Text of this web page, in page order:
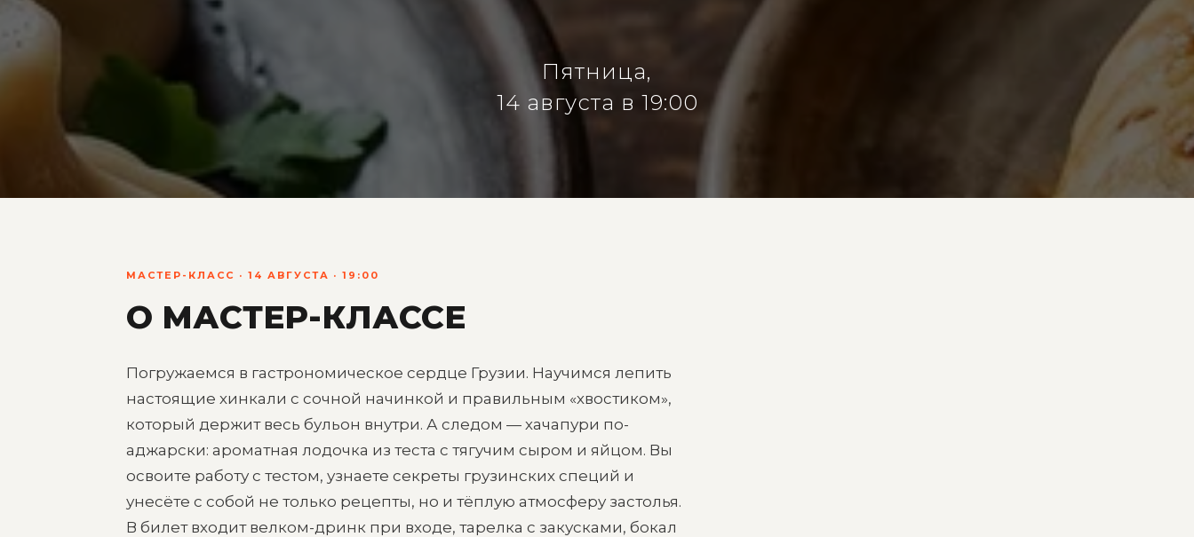
Пятница,
14 августа в 19:00
МАСТЕР-КЛАСС · 14 АВГУСТА · 19:00
О МАСТЕР-КЛАССЕ
Погружаемся в гастрономическое сердце Грузии. Научимся лепить
настоящие хинкали с сочной начинкой и правильным «хвостиком»,
который держит весь бульон внутри. А следом — хачапури по-
аджарски: ароматная лодочка из теста с тягучим сыром и яйцом. Вы
освоите работу с тестом, узнаете секреты грузинских специй и
унесёте с собой не только рецепты, но и тёплую атмосферу застолья.
В билет входит велком-дринк при входе, тарелка с закусками, бокал